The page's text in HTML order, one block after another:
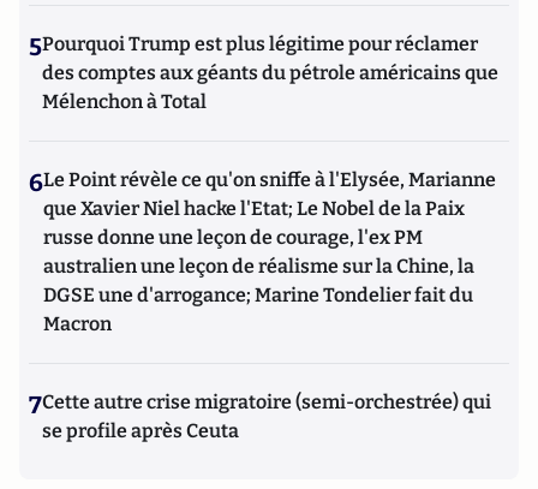
5Pourquoi Trump est plus légitime pour réclamer
des comptes aux géants du pétrole américains que
Mélenchon à Total
6Le Point révèle ce qu'on sniffe à l'Elysée, Marianne
que Xavier Niel hacke l'Etat; Le Nobel de la Paix
russe donne une leçon de courage, l'ex PM
australien une leçon de réalisme sur la Chine, la
DGSE une d'arrogance; Marine Tondelier fait du
Macron
7Cette autre crise migratoire (semi-orchestrée) qui
se profile après Ceuta